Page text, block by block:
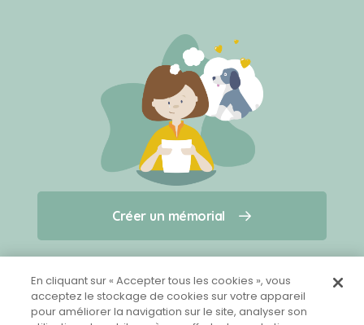
Créer un mémorial
Qui sommes-nous ?
Nous contacter
Créer un mémorial
En cliquant sur « Accepter tous les cookies », vous
acceptez le stockage de cookies sur votre appareil
pour améliorer la navigation sur le site, analyser son